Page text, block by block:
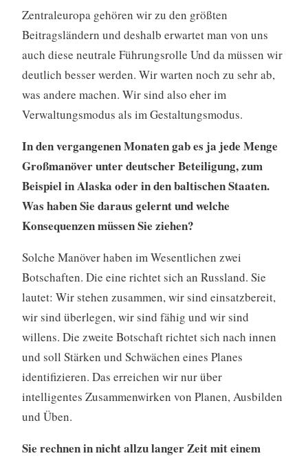
Zentraleuropa gehören wir zu den größten
Beitragsländern und deshalb erwartet man von uns
auch diese neutrale Führungsrolle Und da müssen wir
deutlich besser werden. Wir warten noch zu sehr ab,
was andere machen. Wir sind also eher im
Verwaltungsmodus als im Gestaltungsmodus.
In den vergangenen Monaten gab es ja jede Menge
Großmanöver unter deutscher Beteiligung, zum
Beispiel in Alaska oder in den baltischen Staaten.
Was haben Sie daraus gelernt und welche
Konsequenzen müssen Sie ziehen?
Solche Manöver haben im Wesentlichen zwei
Botschaften. Die eine richtet sich an Russland. Sie
lautet: Wir stehen zusammen, wir sind einsatzbereit,
wir sind überlegen, wir sind fähig und wir sind
willens. Die zweite Botschaft richtet sich nach innen
und soll Stärken und Schwächen eines Planes
identifizieren. Das erreichen wir nur über
intelligentes Zusammenwirken von Planen, Ausbilden
und Üben.
Sie rechnen in nicht allzu langer Zeit mit einem